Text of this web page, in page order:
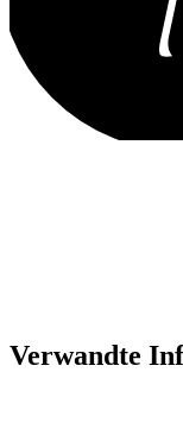
Verwandte